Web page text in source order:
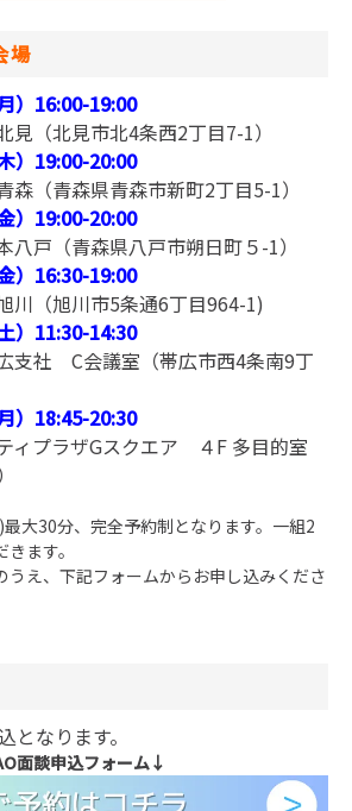
場
）16:00-19:00
（北見市北4条西2丁目7-1）
）19:00-20:00
（青森県青森市新町2丁目5-1）
）19:00-20:00
戸（青森県八戸市朔日町５-1）
）16:30-19:00
川（旭川市5条通6丁目964-1)
）11:30-14:30
支社 C会議室（帯広市西4条南9丁
）18:45-20:30
ィプラザGスクエア ４F 多目的室
大30分、完全予約制となります。一組2
ます。
え、下記フォームからお申し込みくださ
となります。
面談申込フォーム↓